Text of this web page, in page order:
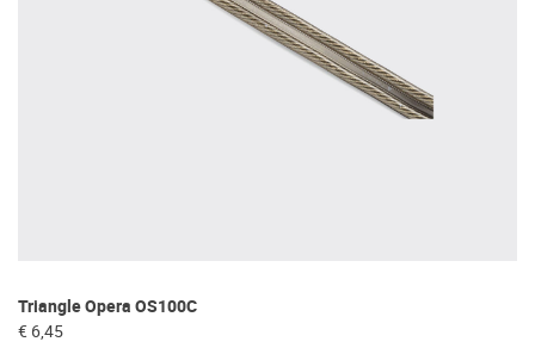
Triangle Opera OS100C
€ 6,45